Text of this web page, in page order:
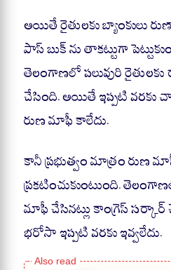
అయితే రైతులకు బ్యాంకులు
పాస్ బుక్ ను తాకట్టుగా
తెలంగాణలో పలువురి రైతులకు
చేసింది. అయితే ఇప్పటి వరకు
రుణ మాఫీ కాలేదు.
కానీ ప్రభుత్వం మాత్రం రుణ
ప్రకటించుకుంటుంది.
మాఫీ చేసినట్లు కాంగ్రెస్ సర్కార్
భరోసా ఇప్పటి వరకు ఇవ్వలేదు.